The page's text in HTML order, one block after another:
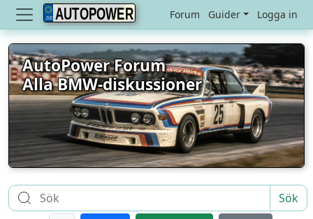
AUTOPOWER Forum Guider Logga in
AutoPower Forum
Alla BMW-diskussioner
Sök